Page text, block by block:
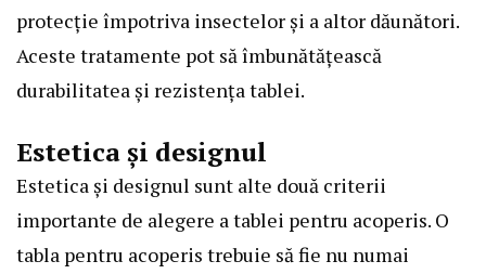
protecție împotriva insectelor și a altor dăunători.
Aceste tratamente pot să îmbunătățească
durabilitatea și rezistența tablei.
Estetica și designul
Estetica și designul sunt alte două criterii
importante de alegere a tablei pentru acoperis. O
tabla pentru acoperis trebuie să fie nu numai